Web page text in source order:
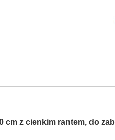
cm z cienkim rantem, do